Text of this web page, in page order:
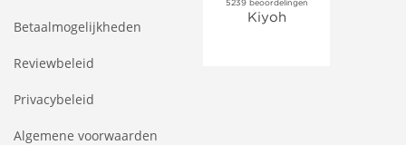
Betaalmogelijkheden
Reviewbeleid
Privacybeleid
Algemene voorwaarden